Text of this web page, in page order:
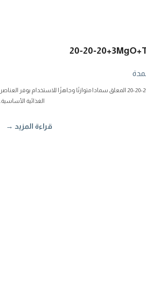
20-20-
20-20- المعلق سمادا متوازنًا وجاهزًا للاستخدام يوفر العناصر
الغذائية الأساسية.
قراءة المزيد →